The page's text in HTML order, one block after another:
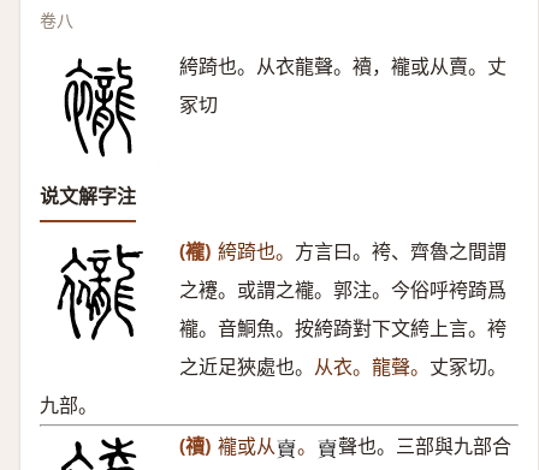
卷八
絝踦也。从衣龍聲。襩，襱或从賣。丈
冢切
说文解字注
(襱) 絝踦也。 方言曰。袴、齊魯之間謂
之䙭。或謂之襱。郭注。今俗呼袴踦爲
襱。音鮦魚。按絝踦對下文絝上言。袴
之近足狹處也。 从衣。龍聲。 丈冢切。
九部。
(䄣) 襱或从𧶠。 𧶠聲也。三部與九部合